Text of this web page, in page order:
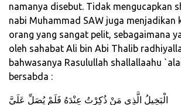
namanya disebut. Tidak mengucapkan
nabi Muhammad SAW juga menjadikan
orang yang sangat pelit, sebagaimana
oleh sahabat Ali bin Abi Thalib
bahwasanya Rasulullah shallallaahu
bersabda :
الْبَخِيلُ الَّذِي مَنْ ذُكِرْتُ عِنْدَهُ فَلَمْ يُصَلِّ عَلَيَّ